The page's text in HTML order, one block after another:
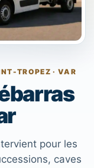
TROPEZ · VAR
pour les
caves